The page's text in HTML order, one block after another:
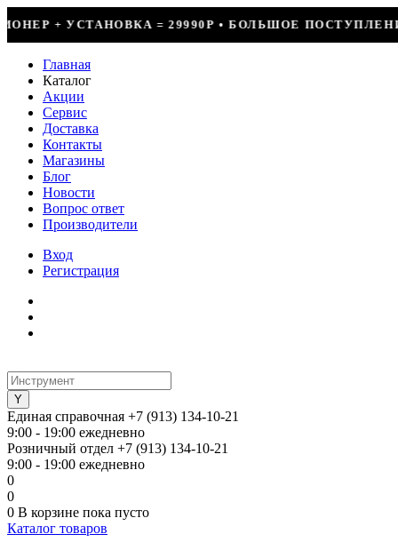
• БОЛЬШОЕ ПОСТУПЛЕНИЕ ФРЕОНА • СКИДКИ
Главная
Каталог
Акции
Сервис
Доставка
Контакты
Магазины
Блог
Новости
Вопрос ответ
Производители
Вход
Регистрация
Единая справочная +7 (913) 134-10-21
9:00 - 19:00 ежедневно
Розничный отдел +7 (913) 134-10-21
9:00 - 19:00 ежедневно
0
0
0 В корзине пока пусто
Каталог товаров